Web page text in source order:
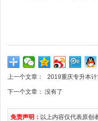
上一个文章： 2019重庆专升本
下一个文章： 没有了
免责声明： 以上内容仅代表原创